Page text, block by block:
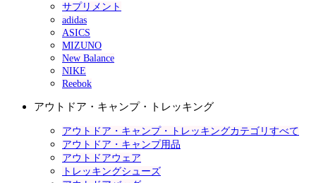
サプリメント
adidas
ASICS
MIZUNO
New Balance
NIKE
Reebok
アウトドア・キャンプ・トレッキング
アウトドア・キャンプ・トレッキングカテゴリすべて
アウトドア・キャンプ用品
アウトドアウェア
トレッキングシューズ